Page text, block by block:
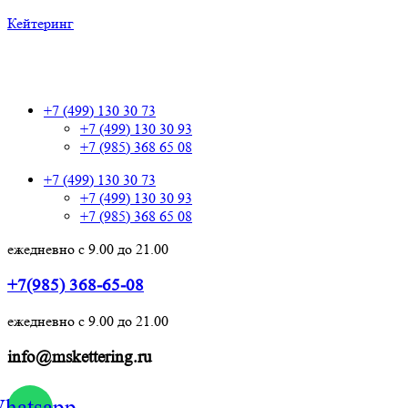
Кейтеринг
+7 (499) 130 30 73
+7 (499) 130 30 93
+7 (985) 368 65 08
+7 (499) 130 30 73
+7 (499) 130 30 93
+7 (985) 368 65 08
ежедневно с 9.00 до 21.00
+7(985) 368-65-08
ежедневно с 9.00 до 21.00
info@mskettering.ru